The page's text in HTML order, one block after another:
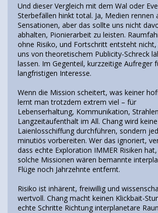
Und dieser Vergleich mit dem Wal oder
Sterbefällen hinkt total. Ja, Medien rennen
Sensationen, aber das sollte uns nicht
abhalten, Pionierarbeit zu leisten.
ohne Risiko, und Fortschritt entsteht
uns von theoretischem Publicity-Schreck
lassen. Im Gegenteil, kurzzeitige Aufreger
langfristigen Interesse.
Wenn die Mission scheitert, was keiner
lernt man trotzdem extrem viel – für
Lebenserhaltung, Kommunikation,
Langzeitaufenthalt im All. Chang wird keine
Laienlosschiffung durchführen, sondern
minutiös vorbereiten. Wer das ignoriert,
dass echte Exploration IMMER Risiken
solche Missionen wären bemannte
Flüge noch Jahrzehnte entfernt.
Risiko ist inhärent, freiwillig und
wertvoll. Chang macht keinen Klickbait-
echte Schritte Richtung interplanetare